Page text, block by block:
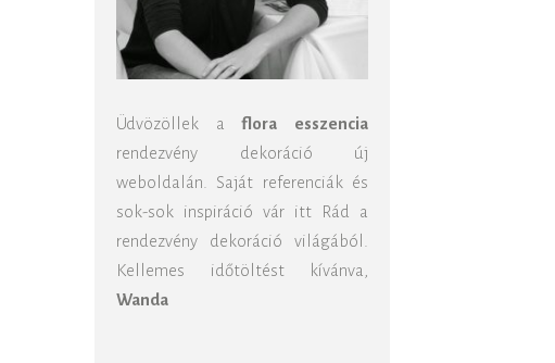
Üdvözöllek aflora esszencia
rendezvény dekoráció új
weboldalán. Saját referenciák és
sok-sok inspiráció vár itt Rád a
rendezvény dekoráció világából.
Kellemes időtöltést kívánva,
Wanda